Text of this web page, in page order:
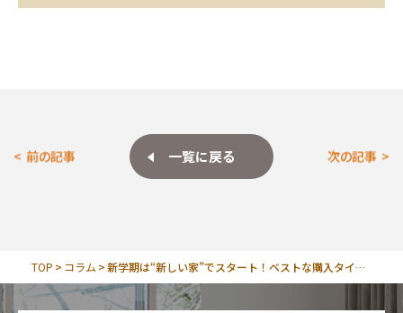
前の記事 一覧に戻る 次の記事
TOP コラム 新学期は“新しい家”でスタート！ベストな購入タイミングと準備スケジュールを解説